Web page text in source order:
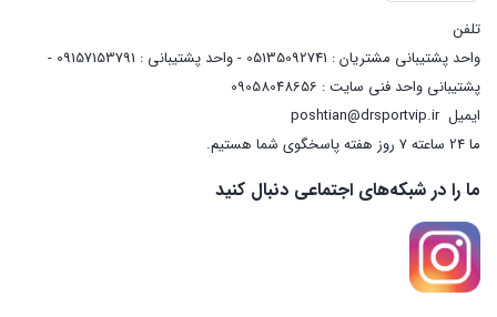
تلفن
واحد پشتیبانی مشتریان : 05135092741 - واحد پشتیبانی : 09157153791 -
پشتیبانی واحد فنی سایت : 09058048656
ایمیلposhtian@drsportvip.ir
ما 24 ساعته 7 روز هفته پاسخگوی شما هستیم.
ما را در شبکه‌های اجتماعی دنبال کنید